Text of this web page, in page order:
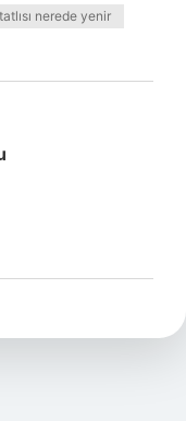
nerede yenir